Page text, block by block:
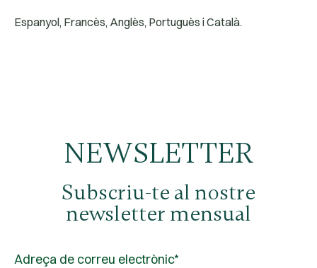
Espanyol, Francès, Anglès, Portuguès i Català.
NEWSLETTER
Subscriu-te al nostre
newsletter mensual
Adreça de correu electrònic*